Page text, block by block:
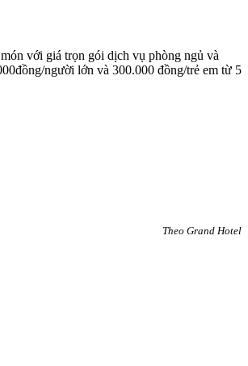
với giá trọn gói dịch vụ phòng ngủ và
người lớn và 300.000 đồng/trẻ em từ 5
Theo Grand Hotel